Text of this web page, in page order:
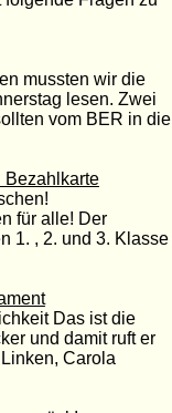
mussten wir die
lesen. Zwei
vom BER in die
Bezahlkarte
für alle! Der
1. , 2. und 3. Klasse
Das ist die
und damit ruft er
Carola